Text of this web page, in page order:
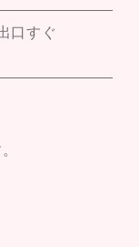
口すぐ